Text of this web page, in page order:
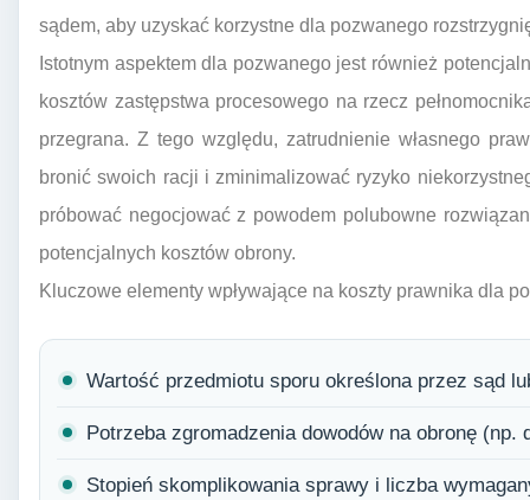
sądem, aby uzyskać korzystne dla pozwanego
Istotnym aspektem dla pozwanego jest również
kosztów zastępstwa procesowego na rzecz
przegrana. Z tego względu, zatrudnienie własnego
bronić swoich racji i zminimalizować ryzyko
próbować negocjować z powodem polubowne
potencjalnych kosztów obrony.
Kluczowe elementy wpływające na koszty prawnika dla
Wartość przedmiotu sporu określona przez sąd
Potrzeba zgromadzenia dowodów na obronę
Stopień skomplikowania sprawy i liczba